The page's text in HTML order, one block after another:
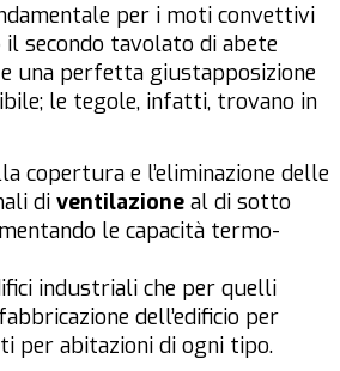
per i moti convettivi
il secondo tavolato di abete
una perfetta giustapposizione
le tegole, infatti, trovano in
copertura e l’eliminazione delle
di ventilazione al di sotto
le capacità termo-
industriali che per quelli
dell’edificio per
per abitazioni di ogni tipo.